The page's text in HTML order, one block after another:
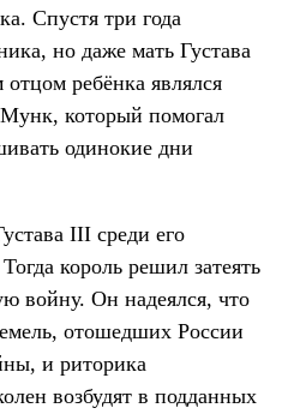
Спустя три года
но даже мать Густава
ребёнка являлся
который помогал
одинокие дни
III среди его
король решил затеять
войну. Он надеялся, что
отошедших России
и риторика
возбудят в подданных